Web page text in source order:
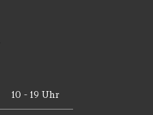
10 - 19 Uhr